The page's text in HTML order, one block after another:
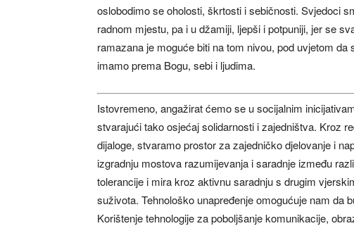
oslobodimo se oholosti, škrtosti i sebičnosti. Svjedoci
radnom mjestu, pa i u džamiji, ljepši i potpuniji, jer se
ramazana je moguće biti na tom nivou, pod uvjetom
imamo prema Bogu, sebi i ljudima.
Istovremeno, angažirat ćemo se u socijalnim
stvarajući tako osjećaj solidarnosti i zajedništva. Kroz
dijaloge, stvaramo prostor za zajedničko djelovanje i
izgradnju mostova razumijevanja i saradnje između
tolerancije i mira kroz aktivnu saradnju s drugim
suživota. Tehnološko unapređenje omogućuje nam da
Korištenje tehnologije za poboljšanje komunikacije,